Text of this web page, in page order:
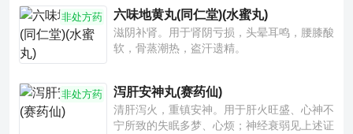
非处方药 六味地黄丸(同仁堂)(水蜜丸)
滋阴补肾。用于肾阴亏损，头晕耳鸣，腰膝酸
软，骨蒸潮热，盗汗遗精。
非处方药 泻肝安神丸(赛药仙)
清肝泻火，重镇安神。用于肝火旺盛、心神不
宁所致的失眠多梦、心烦；神经衰弱见上述证